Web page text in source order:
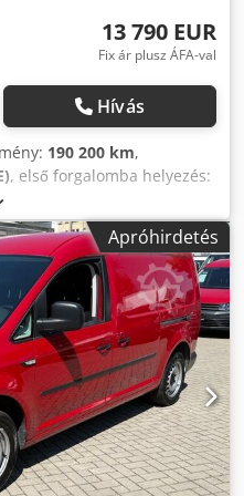
13 790 EUR
Fix ár plusz ÁFA-val
Hívás
190 200 km,
, első forgalomba helyezés:
osztály:Euro 6,
878 mm, teljes szélesség:
836 mm, raktér hossza:
1 450 mm,
ABS,
(ESP), koromszűrő,
navigációs rendszer,
Long (L2) – zártrakterű
rendszerrel,
– 4 db áll
helyezés: 2020/05: 118
Apróhirdetés